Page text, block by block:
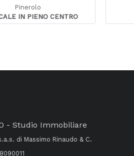
Pinerolo
IN PIENO CENTRO
- Studio Immobiliare
di Massimo Rinaudo & C.